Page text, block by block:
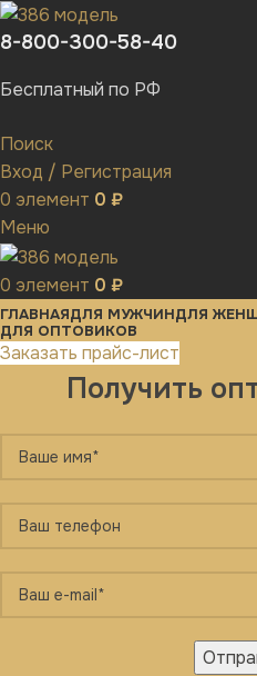
8-800-300-58-40
Бесплатный по РФ
Поиск
Вход / Регистрация
0 элемент 0 ₽
Меню
0 элемент 0 ₽
ГЛАВНАЯДЛЯ МУЖЧИНДЛЯ
ДЛЯ ОПТОВИКОВ
Заказать прайс-лист
Получить